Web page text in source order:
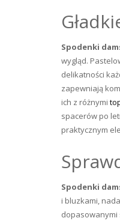
Spodenki
wygląd.
delikatności
zapewniają
ich z różnymi
spacerów po
praktycznym
Spodenki
i bluzkami,
dopasowanymi